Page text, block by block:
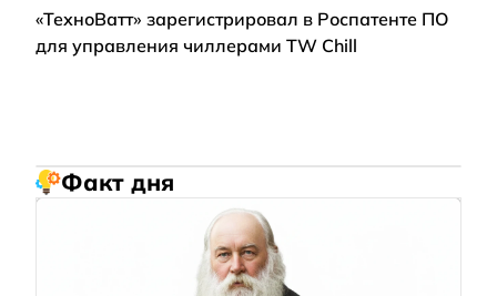
«ТехноВатт» зарегистрировал в Роспатенте ПО
для управления чиллерами TW Chill
Факт дня